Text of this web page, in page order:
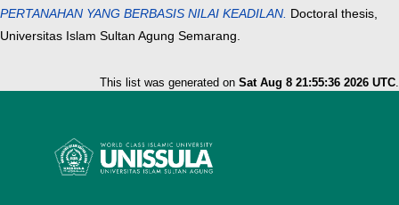
PERTANAHAN YANG BERBASIS NILAI KEADILAN. Doctoral thesis,
Universitas Islam Sultan Agung Semarang.
This list was generated on Sat Aug 8 21:55:36 2026 UTC.